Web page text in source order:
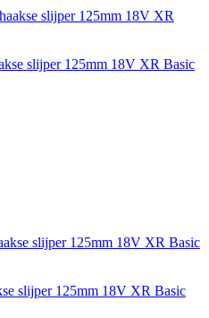
slijper 125mm 18V XR Basic
slijper 125mm 18V XR Basic